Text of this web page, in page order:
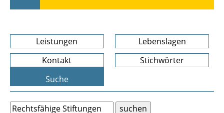
Leistungen
Lebenslagen
Kontakt
Stichwörter
Suche